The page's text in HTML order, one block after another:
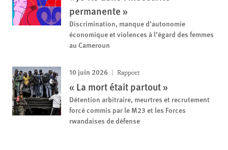
permanente »
Discrimination, manque d’autonomie
économique et violences à l’égard des femmes
au Cameroun
10 juin 2026 Rapport
« La mort était partout »
Détention arbitraire, meurtres et recrutement
forcé commis par le M23 et les Forces
rwandaises de défense